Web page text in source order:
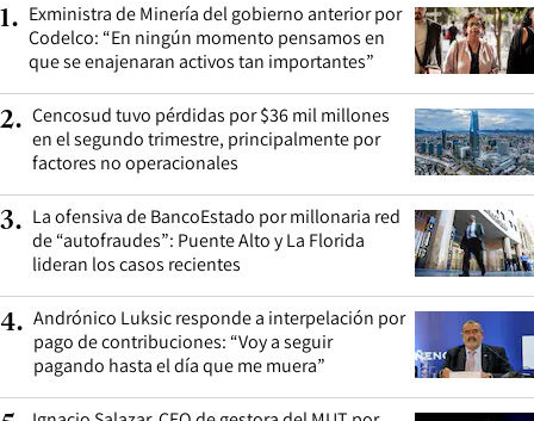
1. Exministra de Minería del gobierno anterior por
Codelco: “En ningún momento pensamos en
que se enajenaran activos tan importantes”
2. Cencosud tuvo pérdidas por $36 mil millones
en el segundo trimestre, principalmente por
factores no operacionales
3. La ofensiva de BancoEstado por millonaria red
de “autofraudes”: Puente Alto y La Florida
lideran los casos recientes
4. Andrónico Luksic responde a interpelación por
pago de contribuciones: “Voy a seguir
pagando hasta el día que me muera”